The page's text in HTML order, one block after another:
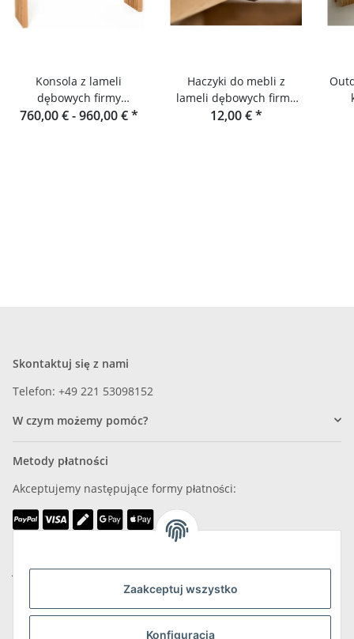
Zaakceptuj wszystko
Konfiguracja
Konsola z lameli
dębowych firmy
Raumgestalt z
760,00 € -960,00 €*
Haczyki do mebli z
lameli dębowych firmy
Raumgestalt
12,00 €*
Skontaktuj się z nami
Telefon: +49 221 53098152
W czym możemy pomóc?
Metody płatności
Akceptujemy następujące formy płatności:
Jesteśmy członkiem